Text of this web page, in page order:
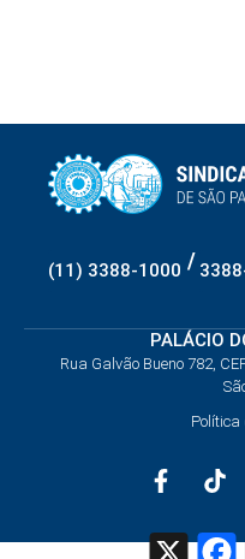
(11) 3388-1000 /
PALÁCIO
Rua Galvão Bueno 782,
X